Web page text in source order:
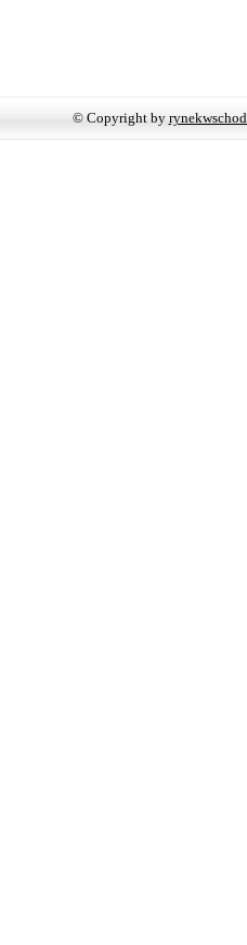
© Copyright by